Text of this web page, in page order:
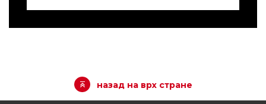
назад на врх стране